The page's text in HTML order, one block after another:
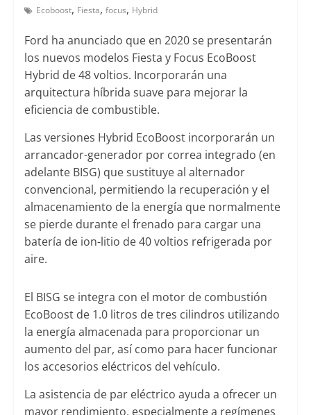
Ecoboost, Fiesta, focus, Hybrid
Ford ha anunciado que en 2020 se presentarán
los nuevos modelos Fiesta y Focus EcoBoost
Hybrid de 48 voltios. Incorporarán una
arquitectura híbrida suave para mejorar la
eficiencia de combustible.
Las versiones Hybrid EcoBoost incorporarán un
arrancador-generador por correa integrado (en
adelante BISG) que sustituye al alternador
convencional, permitiendo la recuperación y el
almacenamiento de la energía que normalmente
se pierde durante el frenado para cargar una
batería de ion-litio de 40 voltios refrigerada por
aire.
El BISG se integra con el motor de combustión
EcoBoost de 1.0 litros de tres cilindros utilizando
la energía almacenada para proporcionar un
aumento del par, así como para hacer funcionar
los accesorios eléctricos del vehículo.
La asistencia de par eléctrico ayuda a ofrecer un
mayor rendimiento, especialmente a regímenes